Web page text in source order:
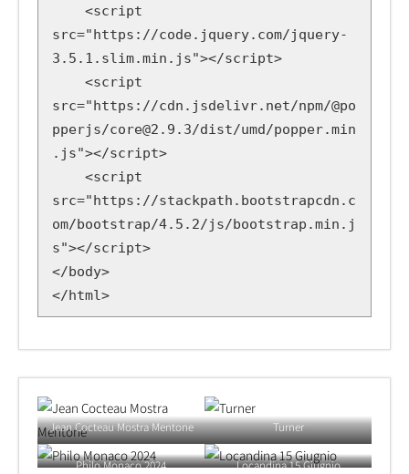
src="https://code.jquery.com/jquery-
3.5.1.slim.min.js"></script>
src="https://cdn.jsdelivr.net/npm/@po
pperjs/core@2.9.3/dist/umd/popper.min
.js"></script>
src="https://stackpath.bootstrapcdn.c
om/bootstrap/4.5.2/js/bootstrap.min.j
s"></script>
</body>
</html>
Jean Cocteau Mostra Mentone Turner
Philo Monaco 2024 Locandina 15 Giugnio